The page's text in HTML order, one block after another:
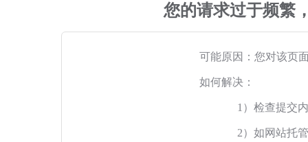
您的请求过于频繁
可能原因：您对该页
如何解决：
1）检查提交
2）如网站托